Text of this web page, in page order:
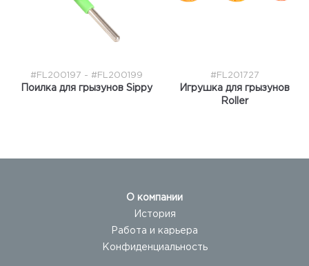
#FL200197 - #FL200199
Поилка для грызунов Sippy
#FL201727
Игрушка для грызунов
Roller
О компании
История
Работа и карьера
Конфиденциальность